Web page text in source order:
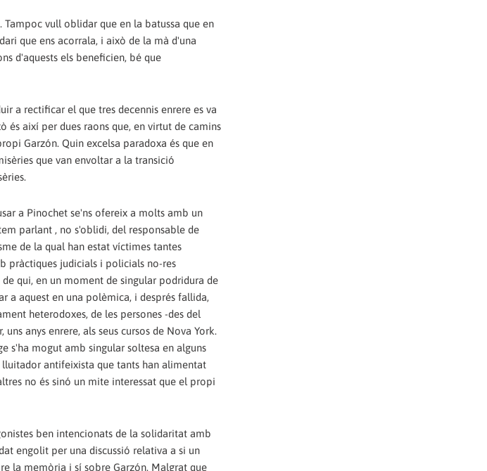
vull oblidar que en la batussa que en
que ens acorrala, i això de la mà d'una
d'aquests els beneficien, bé que
a rectificar el que tres decennis enrere es va
és així per dues raons que, en virtut de camins
Garzón. Quin excelsa paradoxa és que en
que van envoltar a la transició
a Pinochet se'ns ofereix a molts amb un
parlant , no s'oblidi, del responsable de
de la qual han estat víctimes tantes
pràctiques judicials i policials no-res
qui, en un moment de singular podridura de
a aquest en una polèmica, i després fallida,
heterodoxes, de les persones -des del
anys enrere, als seus cursos de Nova York.
s'ha mogut amb singular soltesa en alguns
antifeixista que tants han alimentat
no és sinó un mite interessat que el propi
ben intencionats de la solidaritat amb
engolit per una discussió relativa a si un
la memòria i sí sobre Garzón. Malgrat que